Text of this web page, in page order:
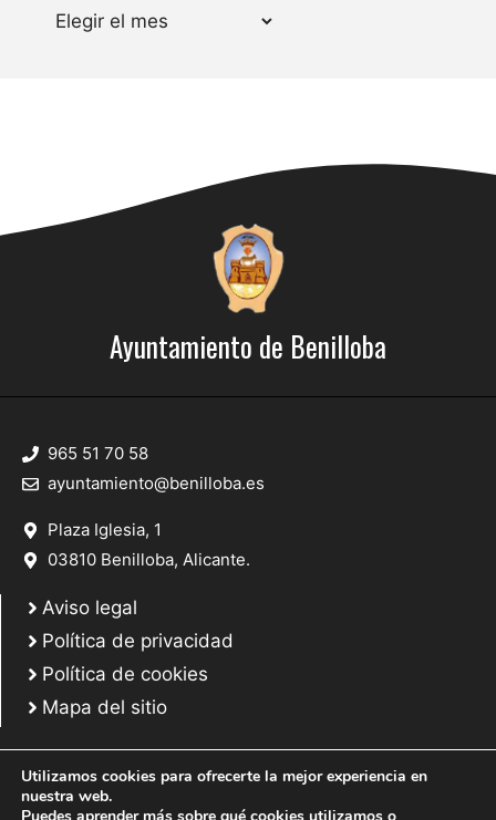
Ayuntamiento de Benilloba
965 51 70 58
ayuntamiento@benilloba.es
Plaza Iglesia, 1
03810 Benilloba, Alicante.
Aviso legal
Política de privacidad
Política de cookies
Mapa del sitio
Utilizamos cookies para ofrecerte la mejor experiencia en
nuestra web.